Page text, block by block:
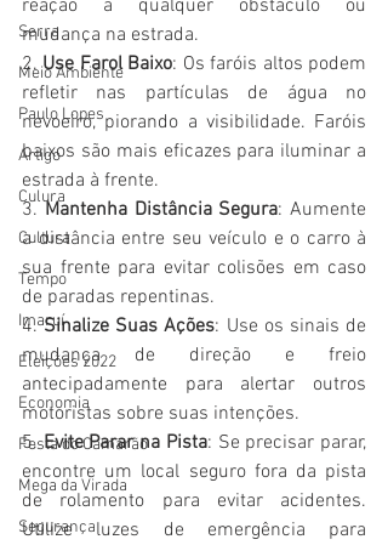
Serra
Meio Ambiente
Paulo Lopes
Artigo
Culura
Cultura
Tempo
Imaruí
Eleições 2022
Economia
Festa do Camarão
Mega da Virada
Segurança
reação a qualquer obstáculo ou
mudança na estrada.
2. Use Farol Baixo: Os faróis altos podem
refletir nas partículas de água no
nevoeiro, piorando a visibilidade. Faróis
baixos são mais eficazes para iluminar a
estrada à frente.
3. Mantenha Distância Segura: Aumente
a distância entre seu veículo e o carro à
sua frente para evitar colisões em caso
de paradas repentinas.
4. Sinalize Suas Ações: Use os sinais de
mudança de direção e freio
antecipadamente para alertar outros
motoristas sobre suas intenções.
5. Evite Parar na Pista: Se precisar parar,
encontre um local seguro fora da pista
de rolamento para evitar acidentes.
Utilize luzes de emergência para